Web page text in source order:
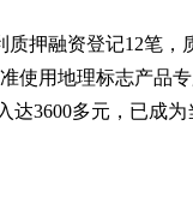
质押融资登记12笔，
使用地理标志产品
达3600多元，已成